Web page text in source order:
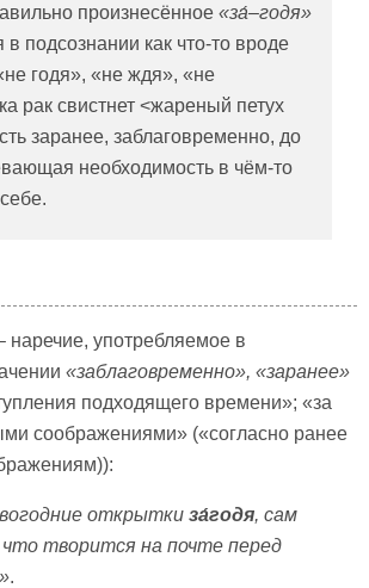
произнесённое «за́–годя»
в подсознании как что-то вроде
годя», «не ждя», «не
рак свистнет <жареный петух
заранее, заблаговременно, до
необходимость в чём-то
наречие, употребляемое в
«заблаговременно», «заранее»
подходящего времени»; «за
соображениями» («согласно ранее
открыткиза́годя, сам
что творится на почте перед
.